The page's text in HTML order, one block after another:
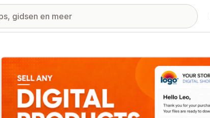
Galerij met uitgelichte afbeeldingen